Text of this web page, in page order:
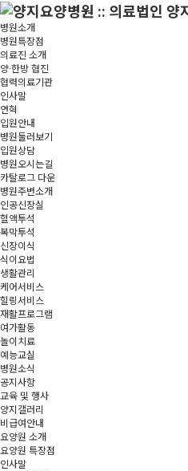
병원소개
병원특장점
의료진 소개
양·한방 협진
협력의료기관
인사말
연혁
입원안내
병원둘러보기
입원상담
병원오시는길
카탈로그 다운
병원주변소개
인공신장실
혈액투석
복막투석
신장이식
식이요법
생활관리
케어서비스
힐링서비스
재활프로그램
여가활동
놀이치료
예능교실
병원소식
공지사항
교육 및 행사
양지갤러리
비급여안내
요양원 소개
요양원 특장점
인사말